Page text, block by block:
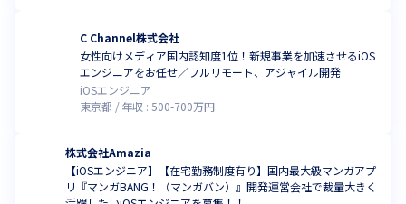
C Channel株式会社
女性向けメディア国内認知度1位！新規事業を加速させるiOS
エンジニアをお任せ／フルリモート、アジャイル開発
iOSエンジニア
東京都
年収 :500-700万円
株式会社Amazia
【iOSエンジニア】【在宅勤務制度有り】国内最大級マンガアプ
リ『マンガBANG！（マンガバン）』開発運営会社で裁量大きく